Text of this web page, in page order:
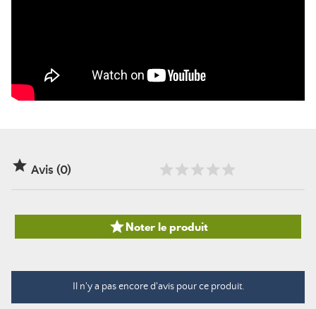
 Avis (0)
Noter le produit
Il n'y a pas encore d'avis pour ce produit.